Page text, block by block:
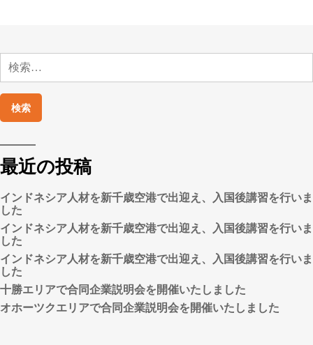
と
ま
た！)
索:
最近の投稿
インドネシア人材を新千歳空港で出迎え、入国後講習を行いま
した
インドネシア人材を新千歳空港で出迎え、入国後講習を行いま
した
インドネシア人材を新千歳空港で出迎え、入国後講習を行いま
した
十勝エリアで合同企業説明会を開催いたしました
オホーツクエリアで合同企業説明会を開催いたしました